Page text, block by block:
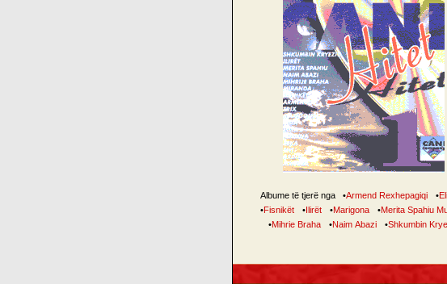
Albume të tjerë nga •Armend Rexhepagiqi •
•Fisnikët •Ilirët •Marigona •Merita Spahiu
•Mihrie Braha •Naim Abazi •Shkumbin